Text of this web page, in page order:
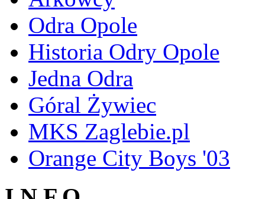
Odra Opole
Historia Odry Opole
Jedna Odra
Góral Żywiec
MKS Zaglebie.pl
Orange City Boys '03